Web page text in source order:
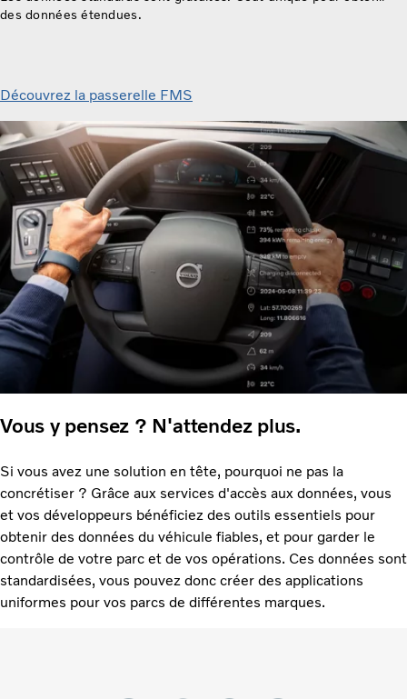
des données étendues.
Découvrez la passerelle FMS
Vous y pensez ? N'attendez plus.
Si vous avez une solution en tête, pourquoi ne pas la
concrétiser ? Grâce aux services d'accès aux données, vous
et vos développeurs bénéficiez des outils essentiels pour
obtenir des données du véhicule fiables, et pour garder le
contrôle de votre parc et de vos opérations. Ces données sont
standardisées, vous pouvez donc créer des applications
uniformes pour vos parcs de différentes marques.